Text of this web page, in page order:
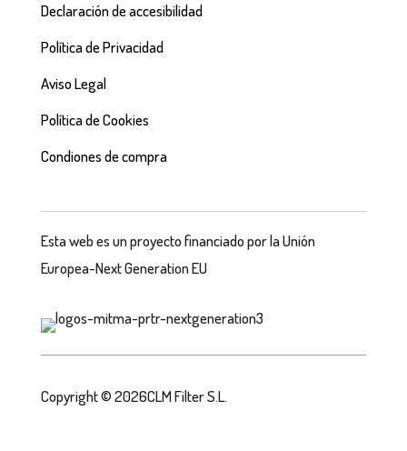
Declaración de accesibilidad
Política de Privacidad
Aviso Legal
Política de Cookies
Condiones de compra
Esta web es un proyecto financiado por la Unión
Europea-Next Generation EU
Copyright © 2026CLM Filter S.L.